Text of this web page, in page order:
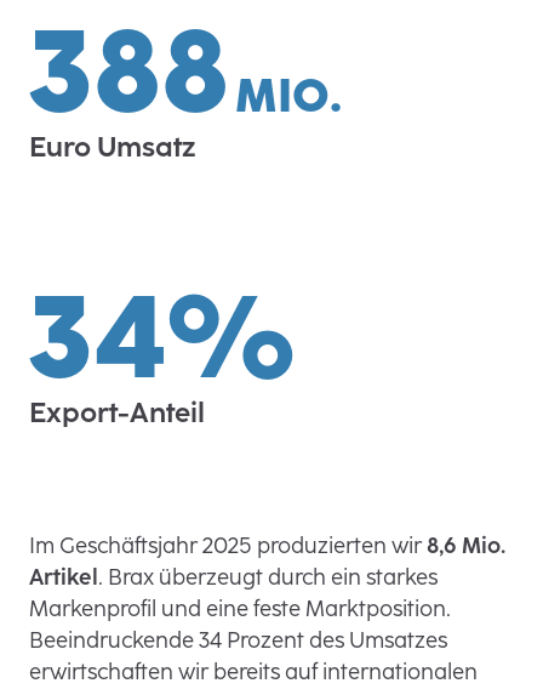
388MIO.
Euro Umsatz
34%
Export-Anteil
Im Geschäftsjahr 2025 produzierten wir8,6 Mio.
Artikel . Brax überzeugt durch ein starkes
Markenprofil und eine feste Marktposition.
Beeindruckende 34 Prozent des Umsatzes
erwirtschaften wir bereits auf internationalen